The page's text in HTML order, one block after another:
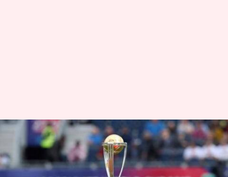
भारत-ऑस्ट्रेलिया के बाद इंग्लैंड ने भी
हर साल ICC टूर्नामेंट को लेकर उठाए
सवाल